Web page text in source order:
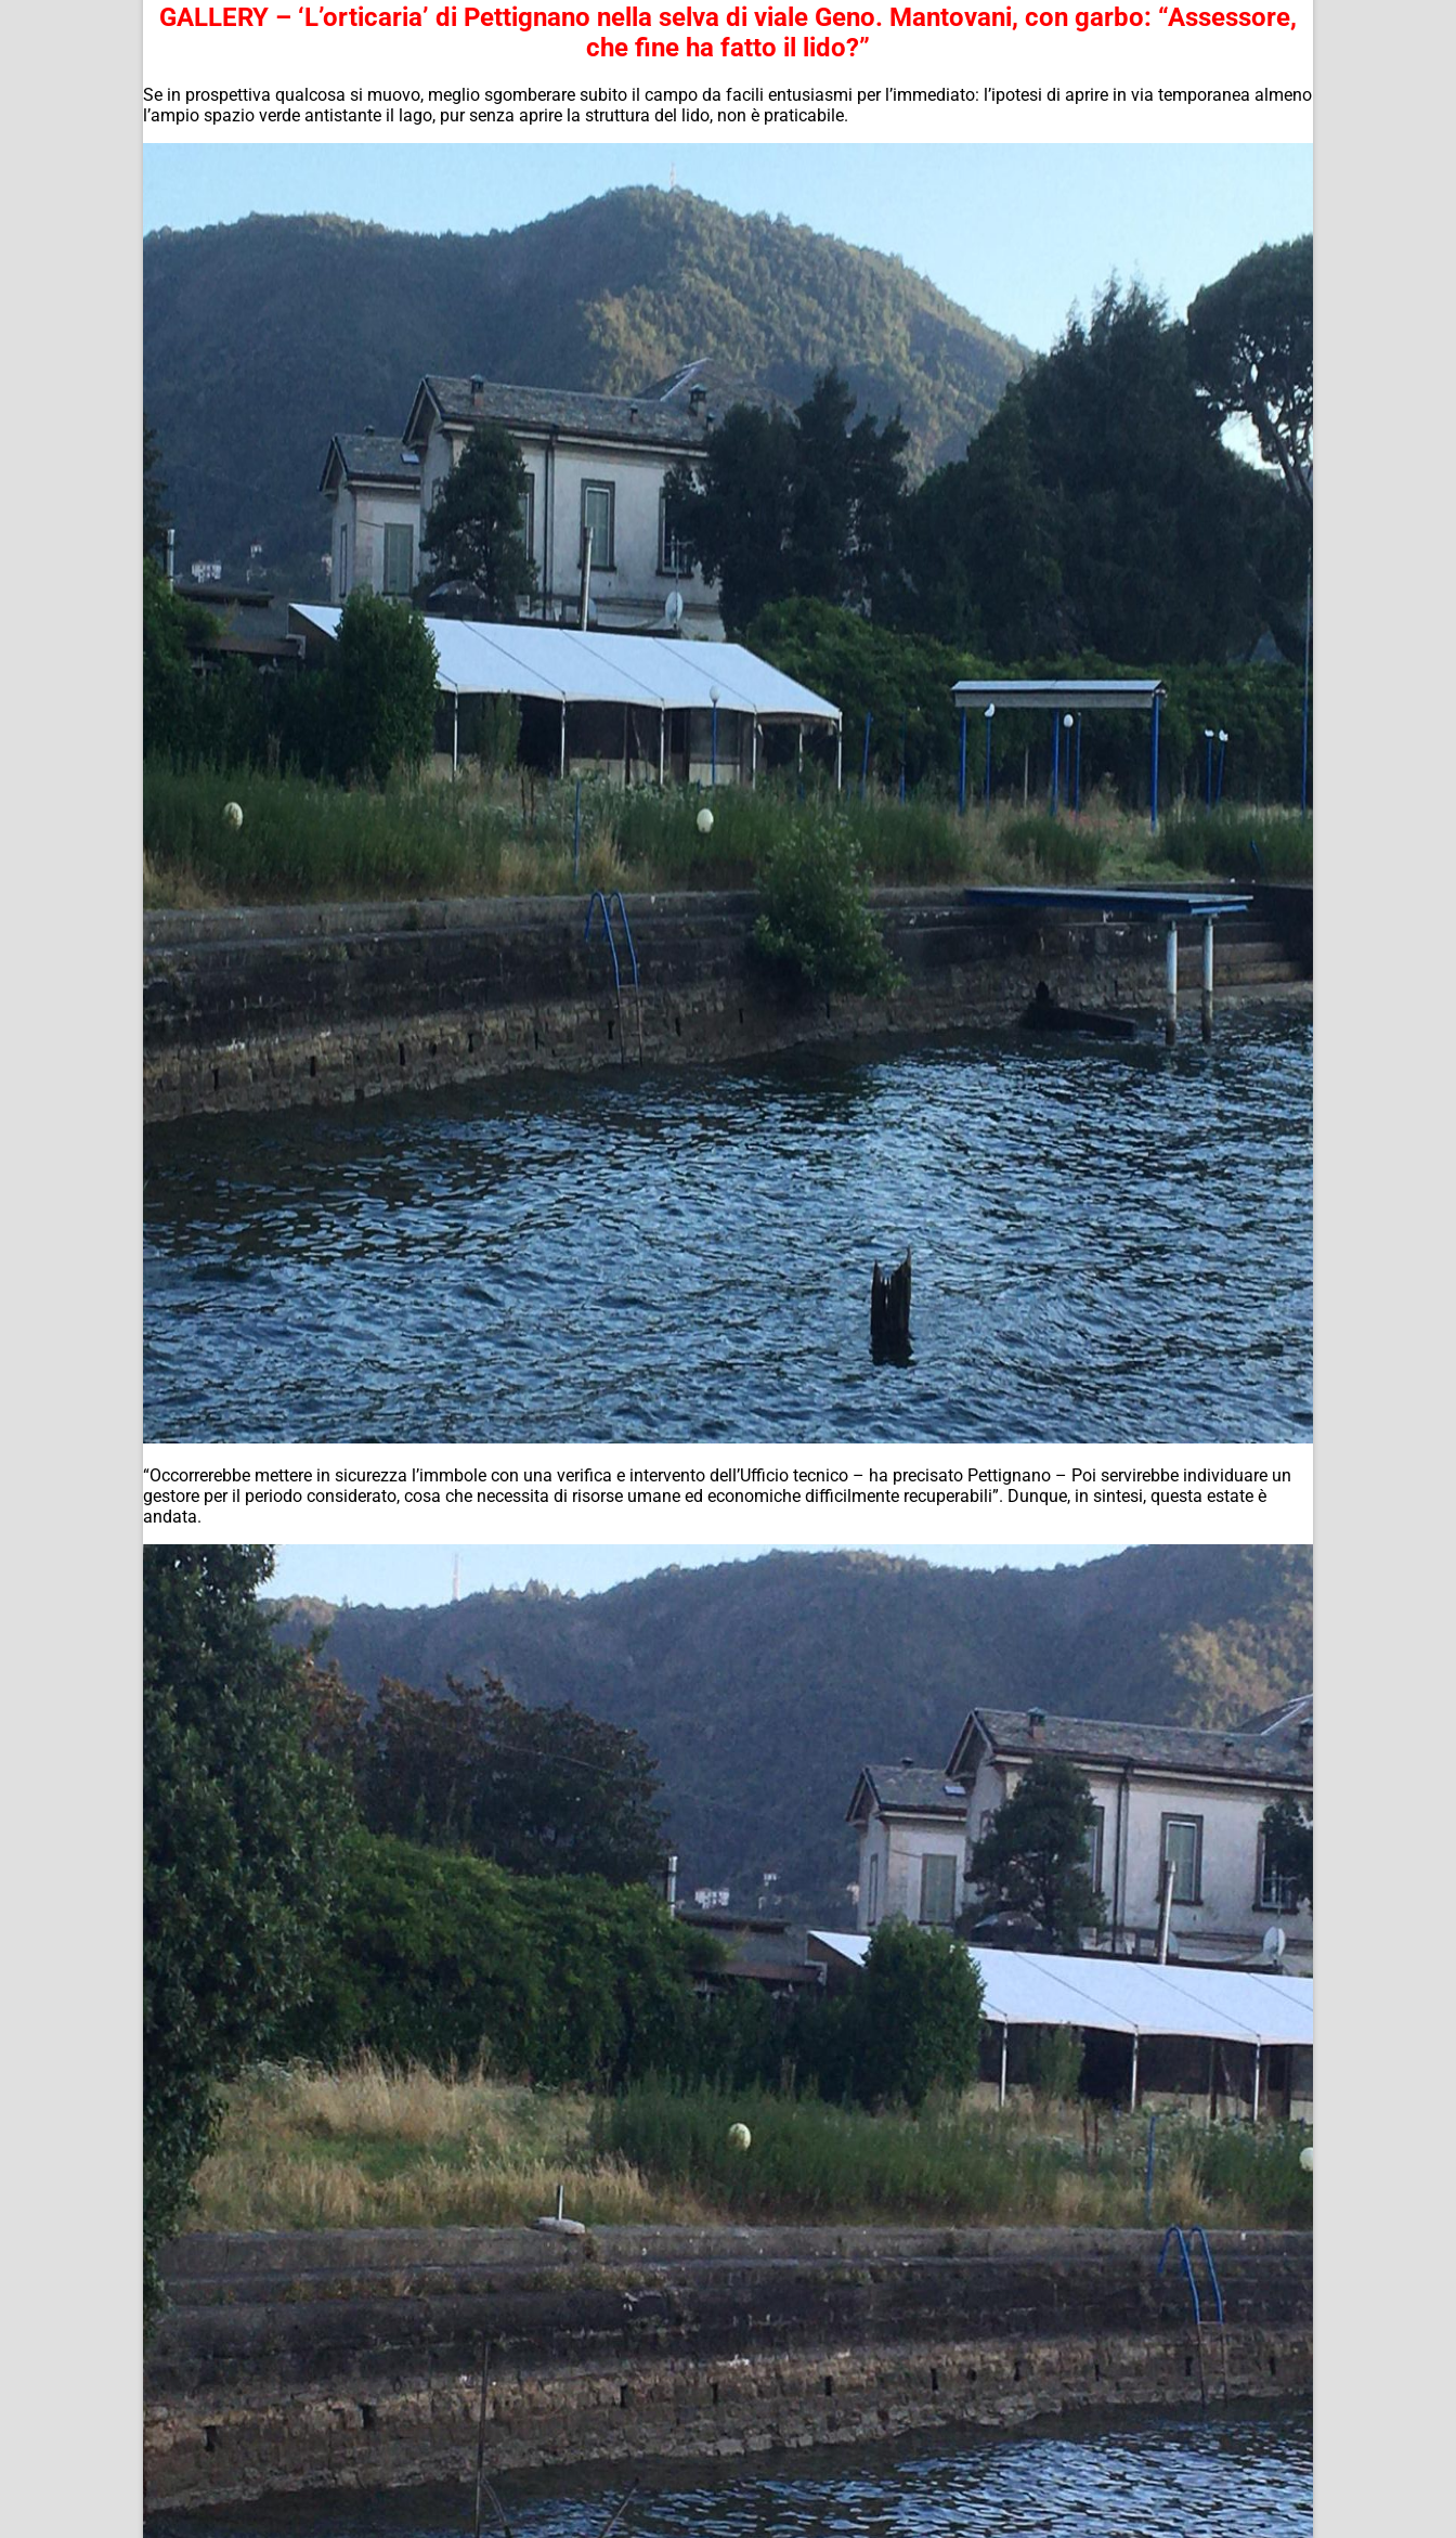
GALLERY – ‘L’orticaria’ di Pettignano nella selva di viale Geno. Mantovani, con garbo: “Assessore,
che fine ha fatto il lido?”
Se in prospettiva qualcosa si muovo, meglio sgomberare subito il campo da facili entusiasmi per l’immediato: l’ipotesi di aprire in via temporanea almeno
l’ampio spazio verde antistante il lago, pur senza aprire la struttura del lido, non è praticabile.
“Occorrerebbe mettere in sicurezza l’immbole con una verifica e intervento dell’Ufficio tecnico – ha precisato Pettignano – Poi servirebbe individuare un
gestore per il periodo considerato, cosa che necessita di risorse umane ed economiche difficilmente recuperabili”. Dunque, in sintesi, questa estate è
andata.